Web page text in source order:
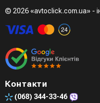
Четвертий варіант -
(viber, telegram)
© 2026 «avtoclick.com.ua» -
Контакти
(068) 344-33-46